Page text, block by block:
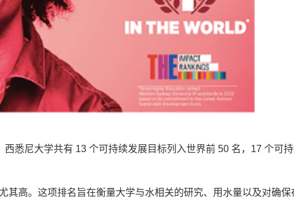
悉尼大学共有 13 个可持续发展目标列入世界前 50 名，17 个可
其高。这项排名旨在衡量大学与水相关的研究、用水量以及对确保